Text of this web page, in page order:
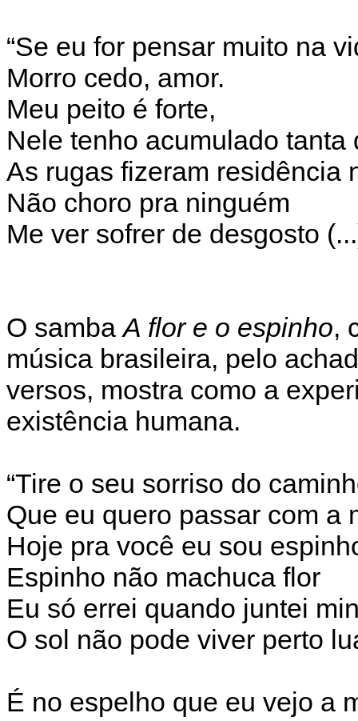
“Se eu for pensar muito na
Morro cedo, amor.
Meu peito é forte,
Nele tenho acumulado tanta
As rugas fizeram residência
Não choro pra ninguém
Me ver sofrer de desgosto
O sambaA flor e o espinho,
música brasileira, pelo
versos, mostra como a
existência humana.
“Tire o seu sorriso do
Que eu quero passar com a
Hoje pra você eu sou
Espinho não machuca flor
Eu só errei quando juntei
O sol não pode viver perto
É no espelho que eu vejo a